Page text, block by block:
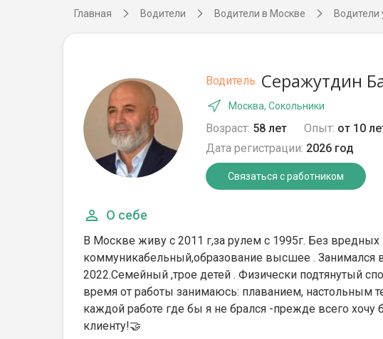
Главная Водители Водители в Москве Водители
Водитель Серажутдин
Москва, Сокольники
Возраст: 58 лет Опыт: от 10
Дата регистрации: 2026 год
Связаться с работником
О себе
В Москве живу с 2011 г,за рулем с 1995г. Без
коммуникабельный,образование высшее . Занимался
2022.Семейный ,трое детей . Физически подтянутый
время от работы занимаюсь: плаванием, настольным
каждой работе где бы я не брался -прежде всего
клиенту!🤝